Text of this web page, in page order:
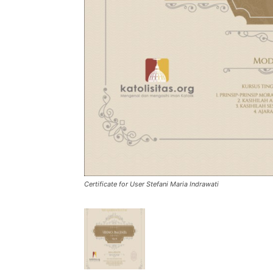
Certificate for User Stefani Maria Indrawati